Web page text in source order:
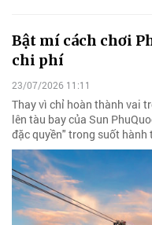
Bật mí cách chơi
chi phí
23/07/2026 11:11
Thay vì chỉ hoàn thành vai
lên tàu bay của Sun
đặc quyền" trong suốt hành